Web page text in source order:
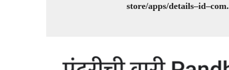
store/apps/details–id–com.